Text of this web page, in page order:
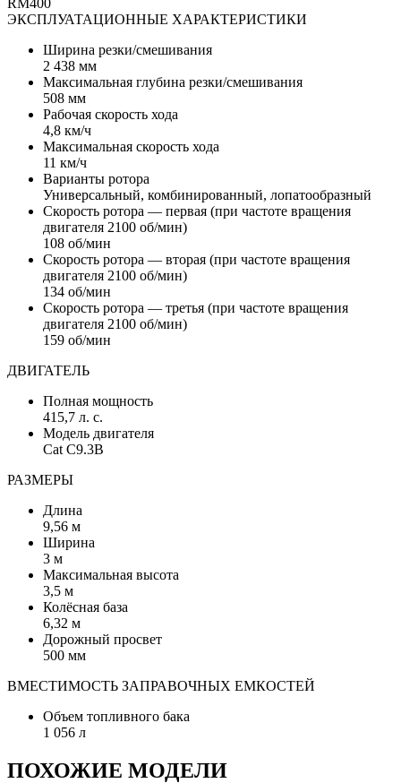
ЭКСПЛУАТАЦИОННЫЕ ХАРАКТЕРИСТИКИ
Ширина резки/смешивания
2 438 мм
Максимальная глубина резки/смешивания
508 мм
Рабочая скорость хода
4,8 км/ч
Максимальная скорость хода
11 км/ч
Варианты ротора
Универсальный, комбинированный, лопатообразный
Скорость ротора — первая (при частоте вращения
двигателя 2100 об/мин)
108 об/мин
Скорость ротора — вторая (при частоте вращения
двигателя 2100 об/мин)
134 об/мин
Скорость ротора — третья (при частоте вращения
двигателя 2100 об/мин)
159 об/мин
ДВИГАТЕЛЬ
Полная мощность
415,7 л. с.
Модель двигателя
Cat C9.3B
РАЗМЕРЫ
Длина
9,56 м
Ширина
3 м
Максимальная высота
3,5 м
Колёсная база
6,32 м
Дорожный просвет
500 мм
ВМЕСТИМОСТЬ ЗАПРАВОЧНЫХ ЕМКОСТЕЙ
Объем топливного бака
1 056 л
ПОХОЖИЕ МОДЕЛИ